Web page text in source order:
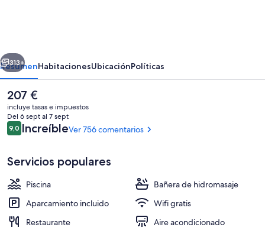
3 piscinas al aire libre, tumbonas
Siguiente
313+
ResumenHabitacionesUbicaciónPolíticas
El
precio
actual
es
de
207 €
incluye tasas e impuestos
Del 6 sept al 7 sept
Comentarios
9,09,0 de 10
IncreíbleVer 756 comentarios
Servicios populares
Piscina
Bañera de hidromasaje
Aparcamiento incluido
Wifi gratis
Restaurante
Aire acondicionado